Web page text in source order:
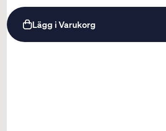
Lägg i Varukorg